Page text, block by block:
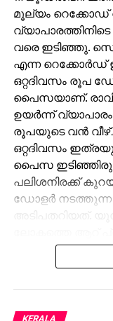
മൂല്യം റെക്കോഡ്
വരെ ഇടിഞ്ഞു.
എന്ന റെക്കോര്‍ഡ്
ഒറ്റദിവസം രൂപ
പൈസയാണ്.
ഉയര്‍ന്ന്
രൂപയുടെ വന്‍
ഒറ്റദിവസം
പൈസ
പലിശനിരക്ക്
ഡോളര്‍ നടത്തുന്ന
യു.എസ് ഡോളര്‍
മുമ്പുവരെ 98ല്‍
പലിശനിരക്ക്
KERALA